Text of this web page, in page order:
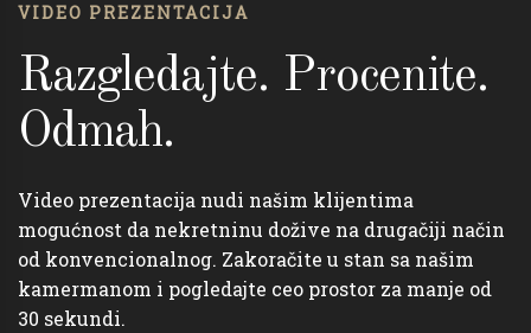
VIDEO PREZENTACIJA
Razgledajte. Procenite.
Odmah.
Video prezentacija nudi našim klijentima
mogućnost da nekretninu dožive na drugačiji način
od konvencionalnog. Zakoračite u stan sa našim
kamermanom i pogledajte ceo prostor za manje od
30 sekundi.